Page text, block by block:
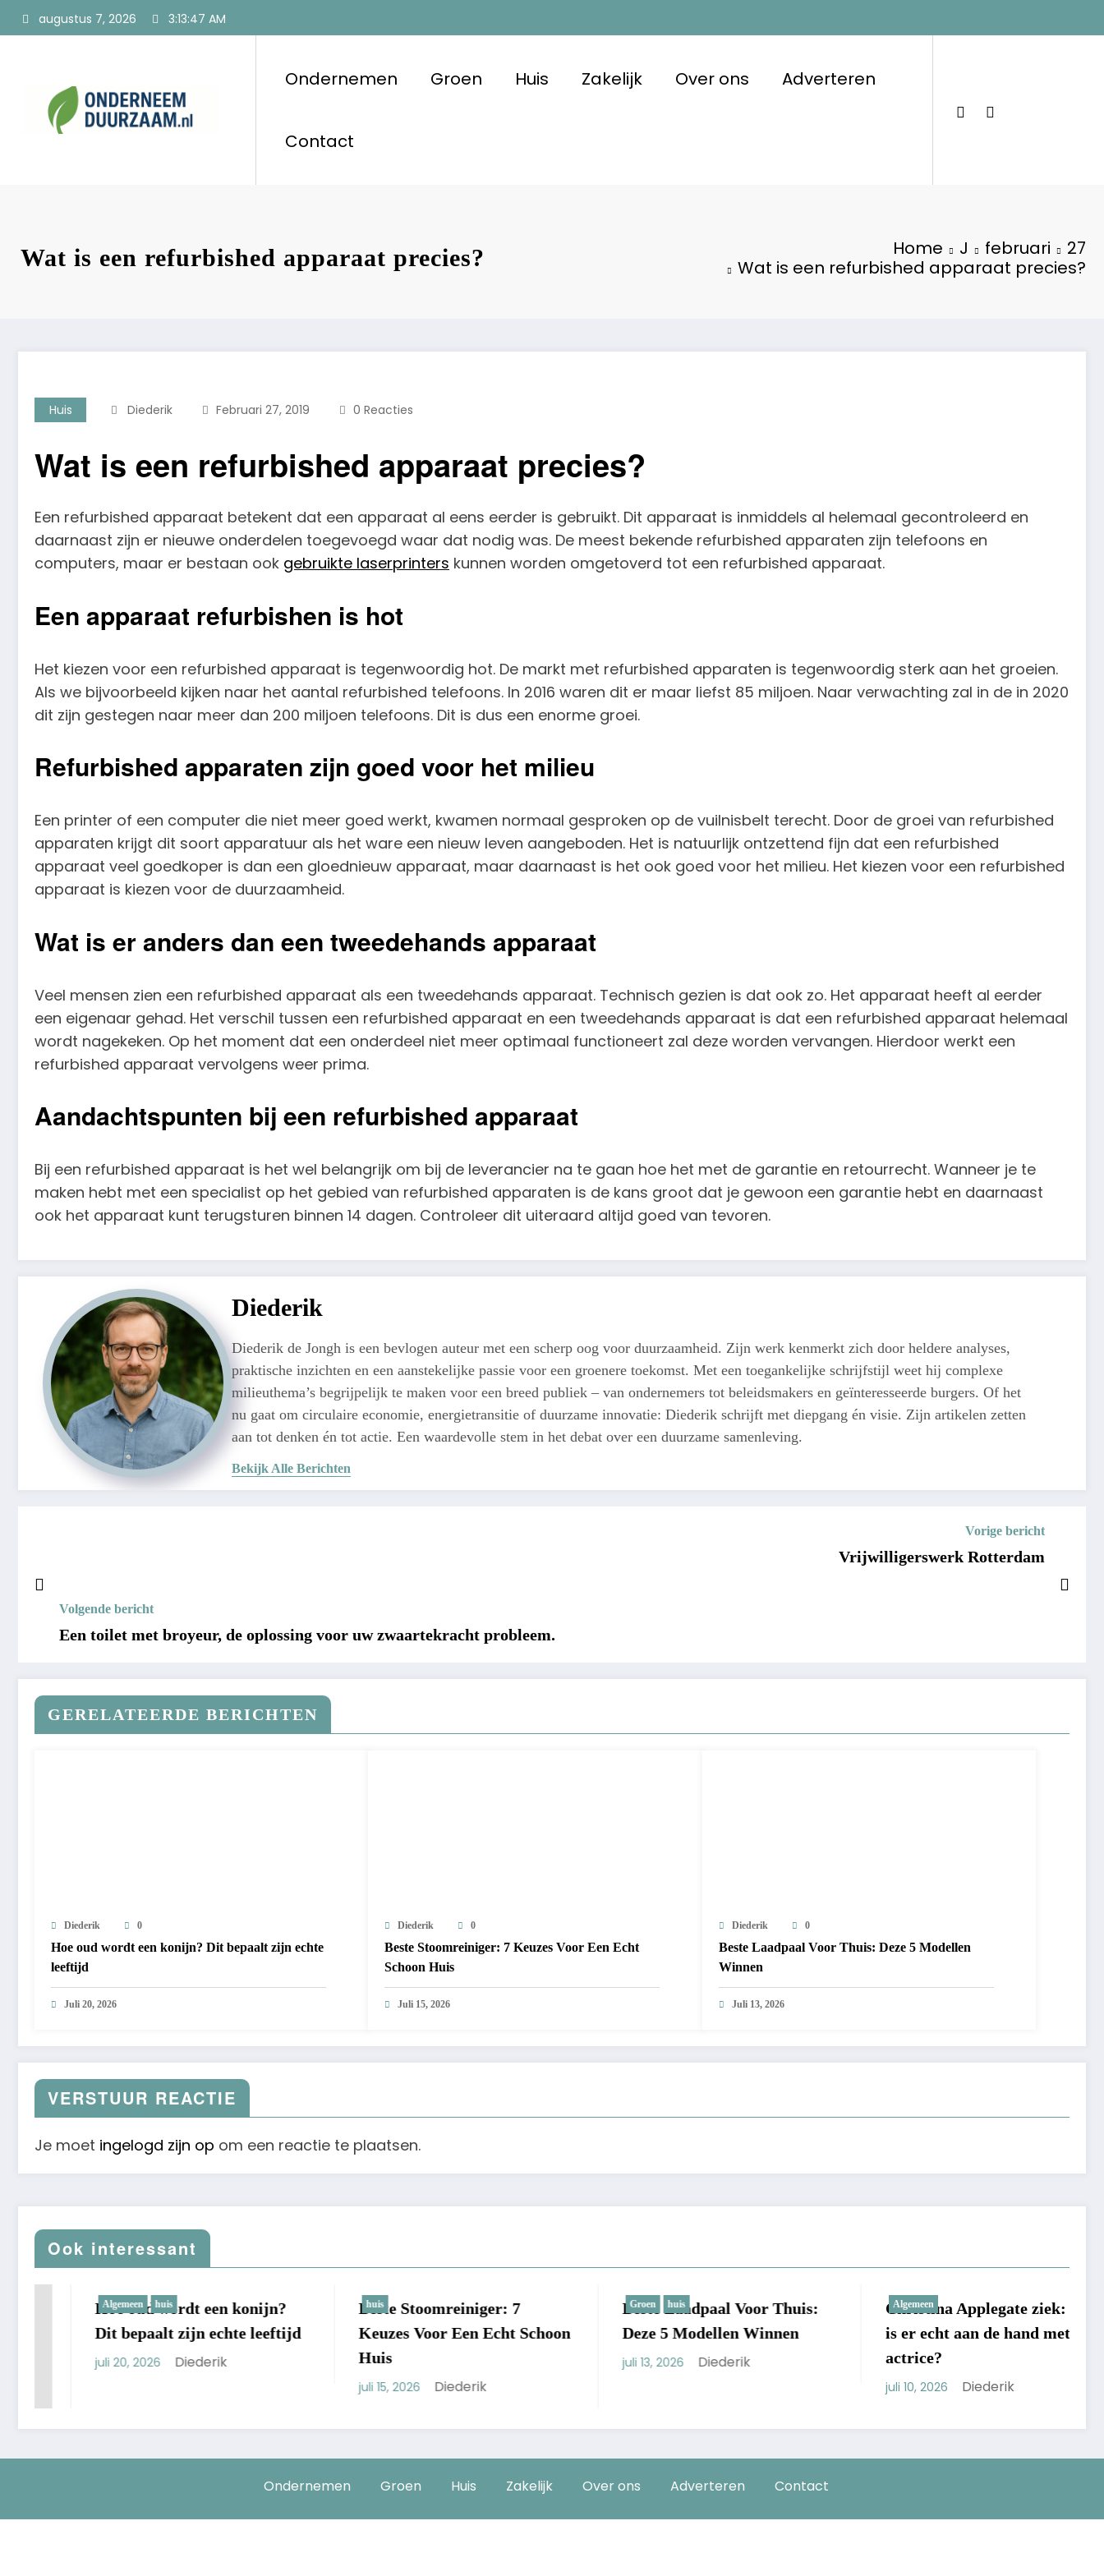
augustus 7, 2026 3:13:48 AM
Onderneem Duurzaam
Ondernemen Groen Huis Zakelijk Over ons Adverteren
Contact
Wat is een refurbished apparaat precies? Home J februari
27
Wat is een refurbished apparaat precies?
Huis Diederik Februari 27, 2019 0 Reacties
Wat is een refurbished apparaat precies?
Een refurbished apparaat betekent dat een apparaat al eens eerder is gebruikt. Dit apparaat is inmiddels al helemaal gecontroleerd en
daarnaast zijn er nieuwe onderdelen toegevoegd waar dat nodig was. De meest bekende refurbished apparaten zijn telefoons en
computers, maar er bestaan ook gebruikte laserprinters kunnen worden omgetoverd tot een refurbished apparaat.
Een apparaat refurbishen is hot
Het kiezen voor een refurbished apparaat is tegenwoordig hot. De markt met refurbished apparaten is tegenwoordig sterk aan het groeien.
Als we bijvoorbeeld kijken naar het aantal refurbished telefoons. In 2016 waren dit er maar liefst 85 miljoen. Naar verwachting zal in de in 2020
dit zijn gestegen naar meer dan 200 miljoen telefoons. Dit is dus een enorme groei.
Refurbished apparaten zijn goed voor het milieu
Een printer of een computer die niet meer goed werkt, kwamen normaal gesproken op de vuilnisbelt terecht. Door de groei van refurbished
apparaten krijgt dit soort apparatuur als het ware een nieuw leven aangeboden. Het is natuurlijk ontzettend fijn dat een refurbished
apparaat veel goedkoper is dan een gloednieuw apparaat, maar daarnaast is het ook goed voor het milieu. Het kiezen voor een refurbished
apparaat is kiezen voor de duurzaamheid.
Wat is er anders dan een tweedehands apparaat
Veel mensen zien een refurbished apparaat als een tweedehands apparaat. Technisch gezien is dat ook zo. Het apparaat heeft al eerder
een eigenaar gehad. Het verschil tussen een refurbished apparaat en een tweedehands apparaat is dat een refurbished apparaat helemaal
wordt nagekeken. Op het moment dat een onderdeel niet meer optimaal functioneert zal deze worden vervangen. Hierdoor werkt een
refurbished apparaat vervolgens weer prima.
Aandachtspunten bij een refurbished apparaat
Bij een refurbished apparaat is het wel belangrijk om bij de leverancier na te gaan hoe het met de garantie en retourrecht. Wanneer je te
maken hebt met een specialist op het gebied van refurbished apparaten is de kans groot dat je gewoon een garantie hebt en daarnaast
ook het apparaat kunt terugsturen binnen 14 dagen. Controleer dit uiteraard altijd goed van tevoren.
Diederik
Diederik de Jongh is een bevlogen auteur met een scherp oog voor duurzaamheid. Zijn werk kenmerkt zich door heldere analyses,
praktische inzichten en een aanstekelijke passie voor een groenere toekomst. Met een toegankelijke schrijfstijl weet hij complexe
milieuthema’s begrijpelijk te maken voor een breed publiek – van ondernemers tot beleidsmakers en geïnteresseerde burgers. Of het
nu gaat om circulaire economie, energietransitie of duurzame innovatie: Diederik schrijft met diepgang én visie. Zijn artikelen zetten
aan tot denken én tot actie. Een waardevolle stem in het debat over een duurzame samenleving.
Bekijk Alle Berichten
Vorige bericht
Vrijwilligerswerk Rotterdam
Volgende bericht
Een toilet met broyeur, de oplossing voor uw zwaartekracht probleem.
GERELATEERDE BERICHTEN
Diederik 0
Hoe oud wordt een konijn? Dit bepaalt zijn echte
leeftijd
Juli 20, 2026
Diederik 0
Beste Stoomreiniger: 7 Keuzes Voor Een Echt
Schoon Huis
Juli 15, 2026
Diederik 0
Beste Laadpaal Voor Thuis: Deze 5 Modellen
Winnen
Juli 13, 2026
VERSTUUR REACTIE
Je moet ingelogd zijn op om een reactie te plaatsen.
Ook interessant
huis
Hoe oud wordt een konijn?
Dit bepaalt zijn echte leeftijd
juli 20, 2026 Diederik
Beste Stoomreiniger: 7
Keuzes Voor Een Echt Schoon
juli 15, 2026 Diederik
huis
Beste Laadpaal Voor Thuis:
Deze 5 Modellen Winnen
juli 13, 2026 Diederik
Christina Applegate ziek: wat
is er echt aan de hand met de
actrice?
juli 10, 2026 Diederik
Ondernemen Groen Huis Zakelijk Over ons Adverteren Contact